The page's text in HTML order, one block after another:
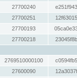
27700240
27700251
27700193
27700218
2769510000100
27600090